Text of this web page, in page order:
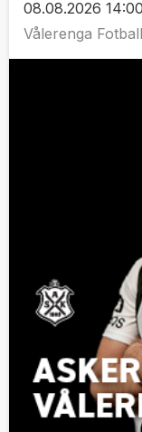
08.08.2026
Vålerenga